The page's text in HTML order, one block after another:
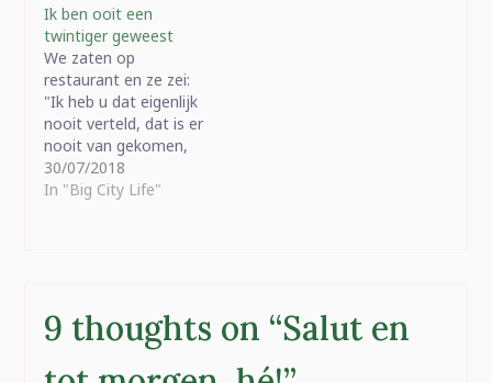
Ik ben ooit een
twintiger geweest
We zaten op
restaurant en ze zei:
"Ik heb u dat eigenlijk
nooit verteld, dat is er
nooit van gekomen,
maar ik heb eens een
blogpost gelezen van u
30/07/2018
In "Big City Life"
9 thoughts on “Salut en